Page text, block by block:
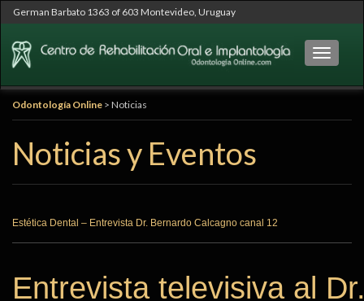
German Barbato 1363 of 603 Montevideo, Uruguay
Odontología Online > Noticias
Noticias y Eventos
Estética Dental – Entrevista Dr. Bernardo Calcagno canal 12
Entrevista televisiva al